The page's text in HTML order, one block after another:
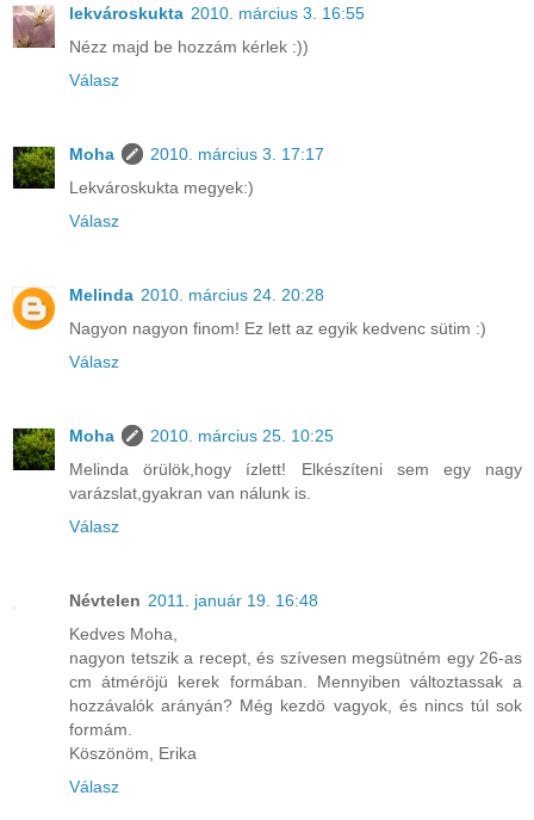
lekvároskukta 2010. március 3. 16:55
Nézz majd be hozzám kérlek :))
Válasz
Moha
2010. március 3. 17:17
Lekvároskukta megyek:)
Válasz
Melinda 2010. március 24. 20:28
Nagyon nagyon finom! Ez lett az egyik kedvenc sütim :)
Válasz
Moha
2010. március 25. 10:25
Melinda örülök,hogy ízlett! Elkészíteni sem egy nagy
varázslat,gyakran van nálunk is.
Válasz
Névtelen 2011. január 19. 16:48
Kedves Moha,
nagyon tetszik a recept, és szívesen megsütném egy 26-as
cm átméröjü kerek formában. Mennyiben változtassak a
hozzávalók arányán? Még kezdö vagyok, és nincs túl sok
formám.
Köszönöm, Erika
Válasz